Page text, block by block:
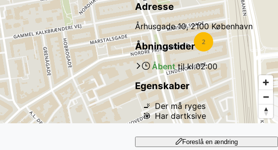
Adresse
Århusgade 10, 2100 København
Åbningstider
Åbenttil kl.02:00
Egenskaber
🚬 Der må ryges
🎯 Har dartksive
Foreslå en ændring